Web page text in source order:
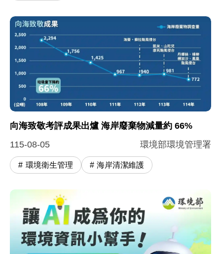
向海致敬考評成果出爐 海岸廢棄物減量約 66%
115-08-05
環境部環境管理署
環境衛生管理 海岸清潔維護